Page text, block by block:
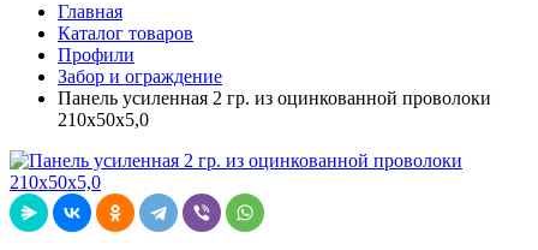
Главная
Каталог товаров
Профили
Забор и ограждение
Панель усиленная 2 гр. из оцинкованной проволоки
210х50х5,0